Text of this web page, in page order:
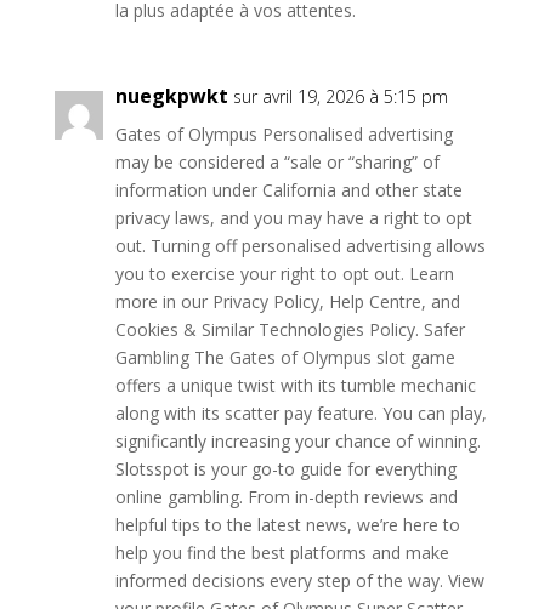
la plus adaptée à vos attentes.
nuegkpwkt sur avril 19, 2026 à 5:15 pm
Gates of Olympus Personalised advertising
may be considered a “sale or “sharing” of
information under California and other state
privacy laws, and you may have a right to opt
out. Turning off personalised advertising allows
you to exercise your right to opt out. Learn
more in our Privacy Policy, Help Centre, and
Cookies & Similar Technologies Policy. Safer
Gambling The Gates of Olympus slot game
offers a unique twist with its tumble mechanic
along with its scatter pay feature. You can play,
significantly increasing your chance of winning.
Slotsspot is your go-to guide for everything
online gambling. From in-depth reviews and
helpful tips to the latest news, we’re here to
help you find the best platforms and make
informed decisions every step of the way. View